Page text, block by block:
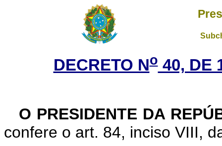
DECRETO No40, DE
O PRESIDENTE DA
confere o art. 84, inciso VIII,